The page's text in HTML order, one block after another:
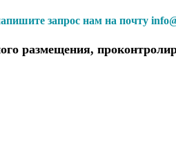
запрос нам на почту
размещения,